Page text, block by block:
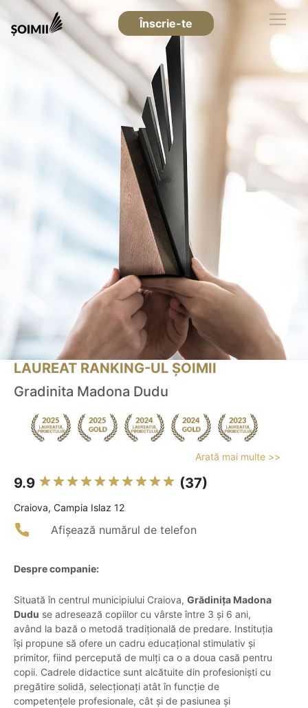
Înscrie-te
LAUREAT RANKING-UL ȘOIMII
Gradinita Madona Dudu
Arată mai multe >>
9.9 (37)
Craiova, Campia Islaz 12
Afișează numărul de telefon
Despre companie:
Situată în centrul municipiului Craiova, Grădinița Madona
Dudu se adresează copiilor cu vârste între 3 și 6 ani,
având la bază o metodă tradițională de predare. Instituția
își propune să ofere un cadru educațional stimulativ și
primitor, fiind percepută de mulți ca o a doua casă pentru
copii. Cadrele didactice sunt alcătuite din profesioniști cu
pregătire solidă, selecționați atât în funcție de
competențele profesionale, cât și de pasiunea și